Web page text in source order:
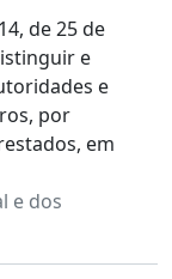
de 25 de
e
e
por
em
e dos